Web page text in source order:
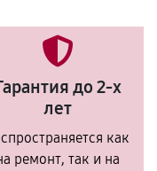
до 2-х
лет
как
ремонт, так и на